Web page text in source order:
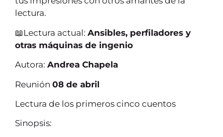
lectura.
📖Lectura actual: Ansibles, perfiladores y
otras máquinas de ingenio
Autora: Andrea Chapela
Reunión 08 de abril
Lectura de los primeros cinco cuentos
Sinopsis: